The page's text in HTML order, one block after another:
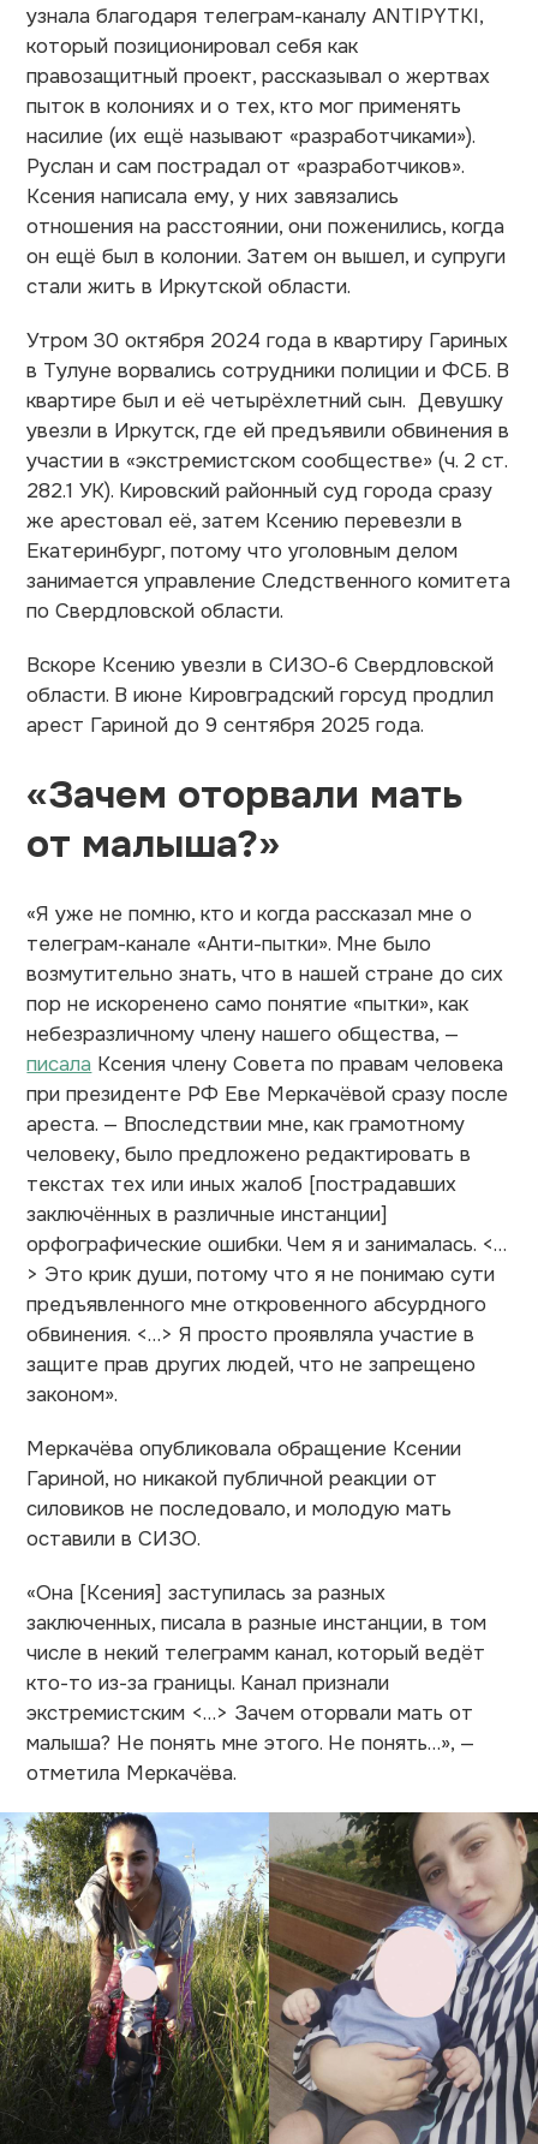
узнала благодаря телеграм-каналу ANTIPYTKI,
который позиционировал себя как
правозащитный проект, рассказывал о жертвах
пыток в колониях и о тех, кто мог применять
насилие (их ещё называют «разработчиками»).
Руслан и сам пострадал от «разработчиков».
Ксения написала ему, у них завязались
отношения на расстоянии, они поженились, когда
он ещё был в колонии. Затем он вышел, и супруги
стали жить в Иркутской области.
Утром 30 октября 2024 года в квартиру Гариных
в Тулуне ворвались сотрудники полиции и ФСБ. В
квартире был и её четырёхлетний сын. Девушку
увезли в Иркутск, где ей предъявили обвинения в
участии в «экстремистском сообществе» (ч. 2 ст.
282.1 УК). Кировский районный суд города сразу
же арестовал её, затем Ксению перевезли в
Екатеринбург, потому что уголовным делом
занимается управление Следственного комитета
по Свердловской области.
Вскоре Ксению увезли в СИЗО-6 Свердловской
области. В июне Кировградский горсуд продлил
арест Гариной до 9 сентября 2025 года.
«Зачем оторвали мать
от малыша?»
«Я уже не помню, кто и когда рассказал мне о
телеграм-канале «Анти-пытки». Мне было
возмутительно знать, что в нашей стране до сих
пор не искоренено само понятие «пытки», как
небезразличному члену нашего общества, —
писала Ксения члену Совета по правам человека
при президенте РФ Еве Меркачёвой сразу после
ареста. — Впоследствии мне, как грамотному
человеку, было предложено редактировать в
текстах тех или иных жалоб [пострадавших
заключённых в различные инстанции]
орфографические ошибки. Чем я и занималась. <…
> Это крик души, потому что я не понимаю сути
предъявленного мне откровенного абсурдного
обвинения. <…> Я просто проявляла участие в
защите прав других людей, что не запрещено
законом».
Меркачёва опубликовала обращение Ксении
Гариной, но никакой публичной реакции от
силовиков не последовало, и молодую мать
оставили в СИЗО.
«Она [Ксения] заступилась за разных
заключенных, писала в разные инстанции, в том
числе в некий телеграмм канал, который ведёт
кто-то из-за границы. Канал признали
экстремистским <…> Зачем оторвали мать от
малыша? Не понять мне этого. Не понять…», —
отметила Меркачёва.